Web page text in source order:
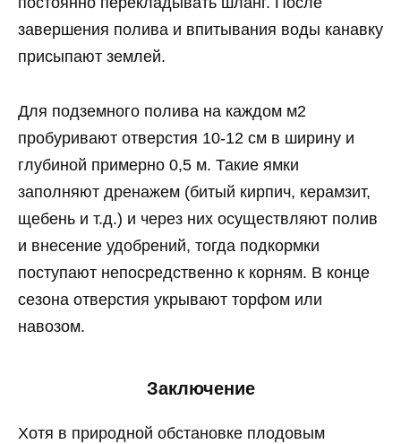
завершения полива и впитывания воды канавку
присыпают землей.
Для подземного полива на каждом м2
пробуривают отверстия 10-12 см в ширину и
глубиной примерно 0,5 м. Такие ямки
заполняют дренажем (битый кирпич, керамзит,
щебень и т.д.) и через них осуществляют полив
и внесение удобрений, тогда подкормки
поступают непосредственно к корням. В конце
сезона отверстия укрывают торфом или
навозом.
Заключение
Хотя в природной обстановке плодовым